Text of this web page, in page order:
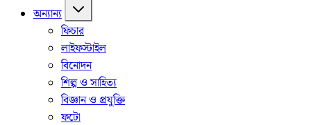
অন্যান্য
ফিচার
লাইফস্টাইল
বিনোদন
শিল্প ও সাহিত্য
বিজ্ঞান ও প্রযুক্তি
ফটো